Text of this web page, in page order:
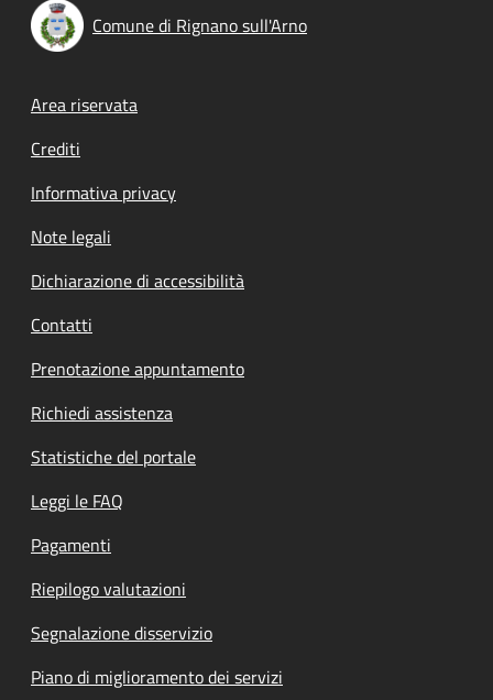
Comune di Rignano sull'Arno
Footer menu
Area riservata
Crediti
Informativa privacy
Note legali
Dichiarazione di accessibilità
Contatti
Prenotazione appuntamento
Richiedi assistenza
Statistiche del portale
Leggi le FAQ
Pagamenti
Riepilogo valutazioni
Segnalazione disservizio
Piano di miglioramento dei servizi